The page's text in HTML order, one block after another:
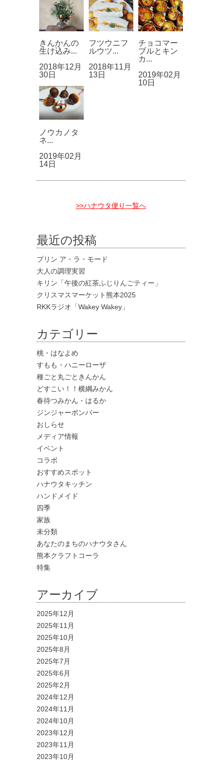
きんかんの
生け込み...
2018年12月
30日
フツウニフ
ルウツ...
2018年11月
13日
チョコマー
ブルとキン
カ...
2019年02月
10日
ノウカノタ
ネ...
2019年02月
14日
>>ハナウタ便り一覧へ
最近の投稿
プリン ア・ラ・モード
大人の調理実習
キリン「午後の紅茶ふじりんごティー」
クリスマスマーケット熊本2025
RKKラジオ「Wakey Wakey」
カテゴリー
桃・はなよめ
すもも・ハニーローザ
種ごと丸ごときんかん
どすこい！！横綱みかん
春待つみかん・はるか
ジンジャーボンバー
おしらせ
メディア情報
イベント
コラボ
おすすめスポット
ハナウタキッチン
ハンドメイド
四季
家族
未分類
あなたのまちのハナウタさん
熊本クラフトコーラ
特集
アーカイブ
2025年12月
2025年11月
2025年10月
2025年8月
2025年7月
2025年6月
2025年2月
2024年12月
2024年11月
2024年10月
2023年12月
2023年11月
2023年10月